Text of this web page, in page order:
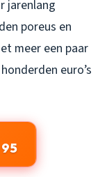
jarenlang
poreus en
meer een paar
euro’s
95